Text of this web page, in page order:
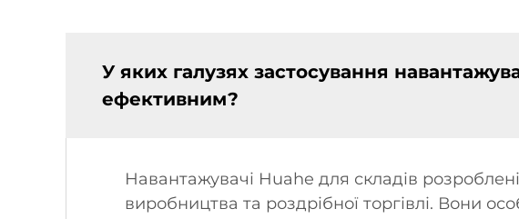
У яких галузях застосування
ефективним?
Навантажувачі Huahe для складів
виробництва та роздрібної торгівлі. Вони